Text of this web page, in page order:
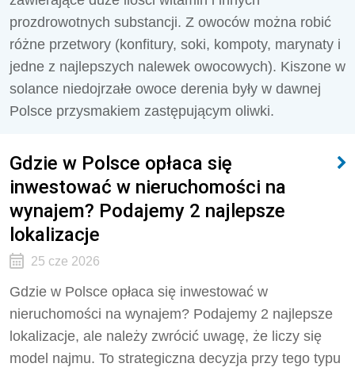
prozdrowotnych substancji. Z owoców można robić
różne przetwory (konfitury, soki, kompoty, marynaty i
jedne z najlepszych nalewek owocowych). Kiszone w
solance niedojrzałe owoce derenia były w dawnej
Polsce przysmakiem zastępującym oliwki.
Gdzie w Polsce opłaca się
inwestować w nieruchomości na
wynajem? Podajemy 2 najlepsze
lokalizacje
25 cze 2026
Gdzie w Polsce opłaca się inwestować w
nieruchomości na wynajem? Podajemy 2 najlepsze
lokalizacje, ale należy zwrócić uwagę, że liczy się
model najmu. To strategiczna decyzja przy tego typu